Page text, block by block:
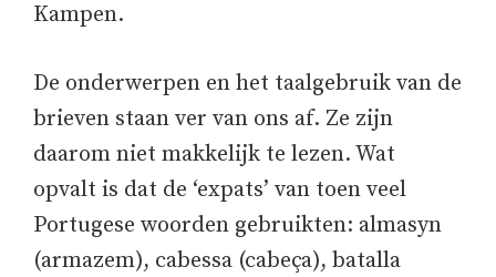
Kampen.
De onderwerpen en het taalgebruik van de
brieven staan ver van ons af. Ze zijn
daarom niet makkelijk te lezen. Wat
opvalt is dat de ‘expats’ van toen veel
Portugese woorden gebruikten: almasyn
(armazem), cabessa (cabeça), batalla